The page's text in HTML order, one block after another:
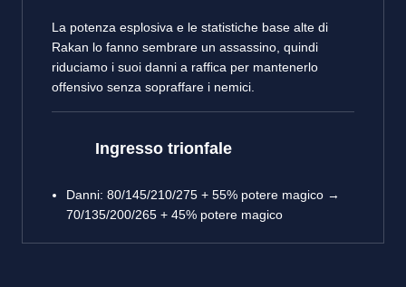
La potenza esplosiva e le statistiche base alte di
Rakan lo fanno sembrare un assassino, quindi
riduciamo i suoi danni a raffica per mantenerlo
offensivo senza sopraffare i nemici.
Ingresso trionfale
Danni: 80/145/210/275 + 55% potere magico →
70/135/200/265 + 45% potere magico